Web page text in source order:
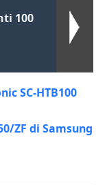
100
SC-HTB100
ZF di Samsung